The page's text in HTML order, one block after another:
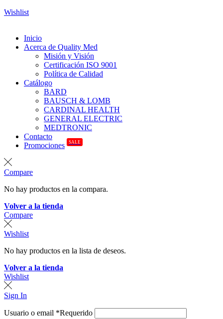
Wishlist
Inicio
Acerca de Quality Med
Misión y Visión
Certificación ISO 9001
Política de Calidad
Catálogo
BARD
BAUSCH & LOMB
CARDINAL HEALTH
GENERAL ELECTRIC
MEDTRONIC
Contacto
Promociones
SALE
Compare
No hay productos en la compara.
Volver a la tienda
Compare
Wishlist
No hay productos en la lista de deseos.
Volver a la tienda
Wishlist
Sign In
Usuario o email *Requerido